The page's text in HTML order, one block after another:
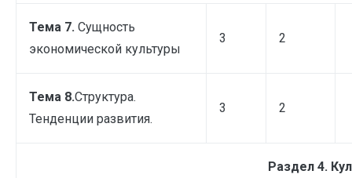
Тема 7. Сущность
экономической культуры
3 2
Тема 8.Структура.
Тенденции развития.
3 2
Раздел 4.